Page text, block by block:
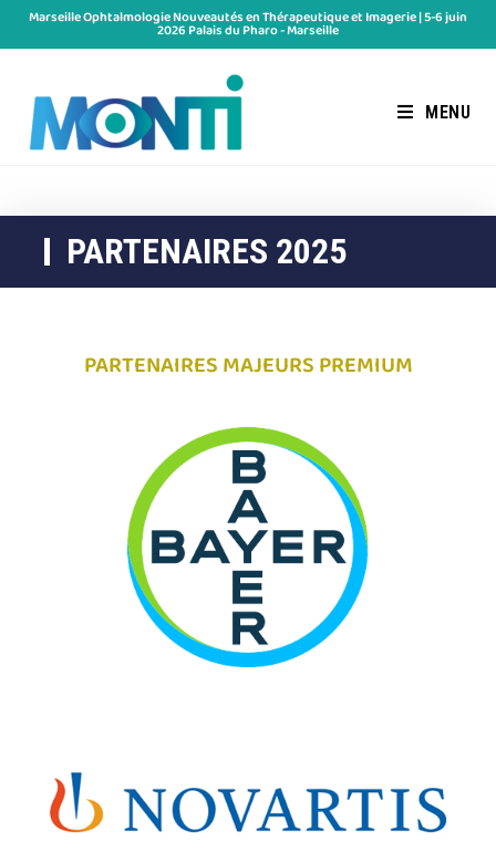
Marseille Ophtalmologie Nouveautés en Thérapeutique et Imagerie | 5-6 juin
2026 Palais du Pharo - Marseille
MENU
PARTENAIRES 2025
PARTENAIRES MAJEURS PREMIUM